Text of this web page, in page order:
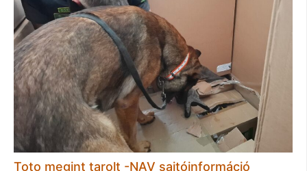
Toto megint tarolt -NAV sajtóinformáció